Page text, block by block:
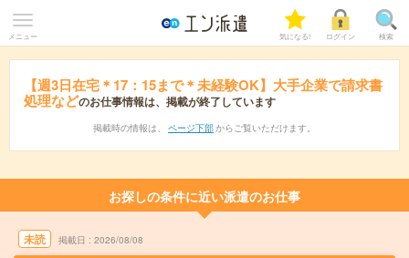
メニュー 気になる! ログイン 検索
【週3日在宅＊17：15まで＊未経験OK】大手企業で請求書
処理などのお仕事情報は、掲載が終了しています
掲載時の情報は、 ページ下部 からご覧いただけます。
お探しの条件に近い派遣のお仕事
未読 掲載日 2026/08/08